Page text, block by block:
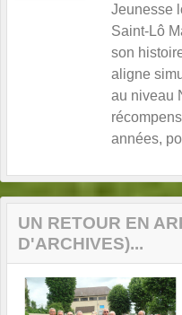
Jeunesse
Saint-Lô
son
aligne
au niveau
années,
UN RETOUR EN
D'ARCHIVES)...